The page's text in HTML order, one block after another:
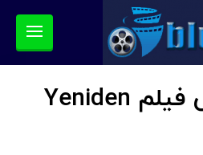
دانلود زیرنویس فیلم Yeniden